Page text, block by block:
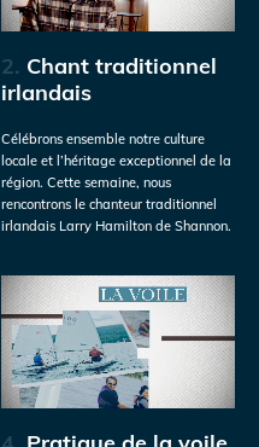
2. Chant traditionnel
irlandais
Célébrons ensemble notre culture
locale et l’héritage exceptionnel de la
région. Cette semaine, nous
rencontrons le chanteur traditionnel
irlandais Larry Hamilton de Shannon.